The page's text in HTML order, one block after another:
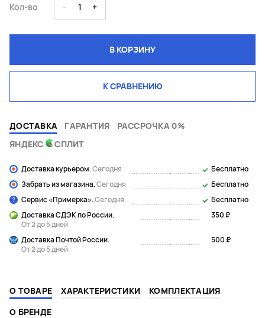
Кол-во - 1 +
В КОРЗИНУ
К СРАВНЕНИЮ
ДОСТАВКА ГАРАНТИЯ
РАССРОЧКА 0%
ЯНДЕКС
СПЛИТ
Доставка курьером.Сегодня
Бесплатно
Забрать из магазина.Сегодня
Бесплатно
Сервис «Примерка».Сегодня
Бесплатно
Доставка СДЭК по России.
От 2 до 5 дней
350 ₽
Доставка Почтой России.
От 2 до 5 дней
500 ₽
О ТОВАРЕ ХАРАКТЕРИСТИКИ
КОМПЛЕКТАЦИЯ
О БРЕНДЕ